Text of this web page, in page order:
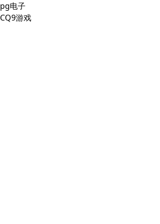
pg电子
CQ9游戏